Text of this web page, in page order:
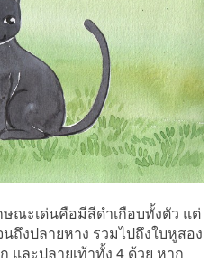
ณะเด่นคือมีสีดำเกือบทั้งตัว แต่
ถึงปลายหาง รวมไปถึงใบหูสอง
และปลายเท้าทั้ง 4 ด้วย หาก